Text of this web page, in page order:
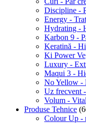
Discipline -
Energy -
Hydrating -
Karbon 9 -
Keratină -
Ki Power
Luxury -
Maqui 3 -
No Yellow -
Uz frecvent
Volum -
Produse Tehnice
Colour Up -